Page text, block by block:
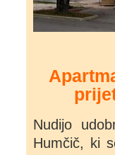
Nudijo
Humčič, ki